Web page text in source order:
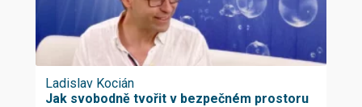
Ladislav Kocián
Jak svobodně tvořit v bezpečném prostoru